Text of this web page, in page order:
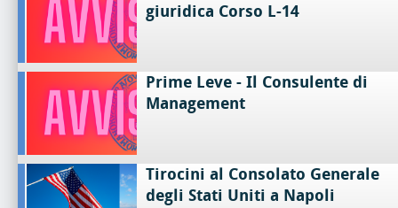
giuridica Corso L-14
Prime Leve - Il Consulente di
Management
Tirocini al Consolato Generale
degli Stati Uniti a Napoli